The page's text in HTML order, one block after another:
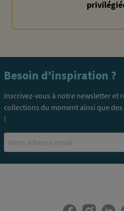
Besoin d'inspiration ?
Inscrivez-vous à notre newsletter et
collections du moment ainsi que
!
Email